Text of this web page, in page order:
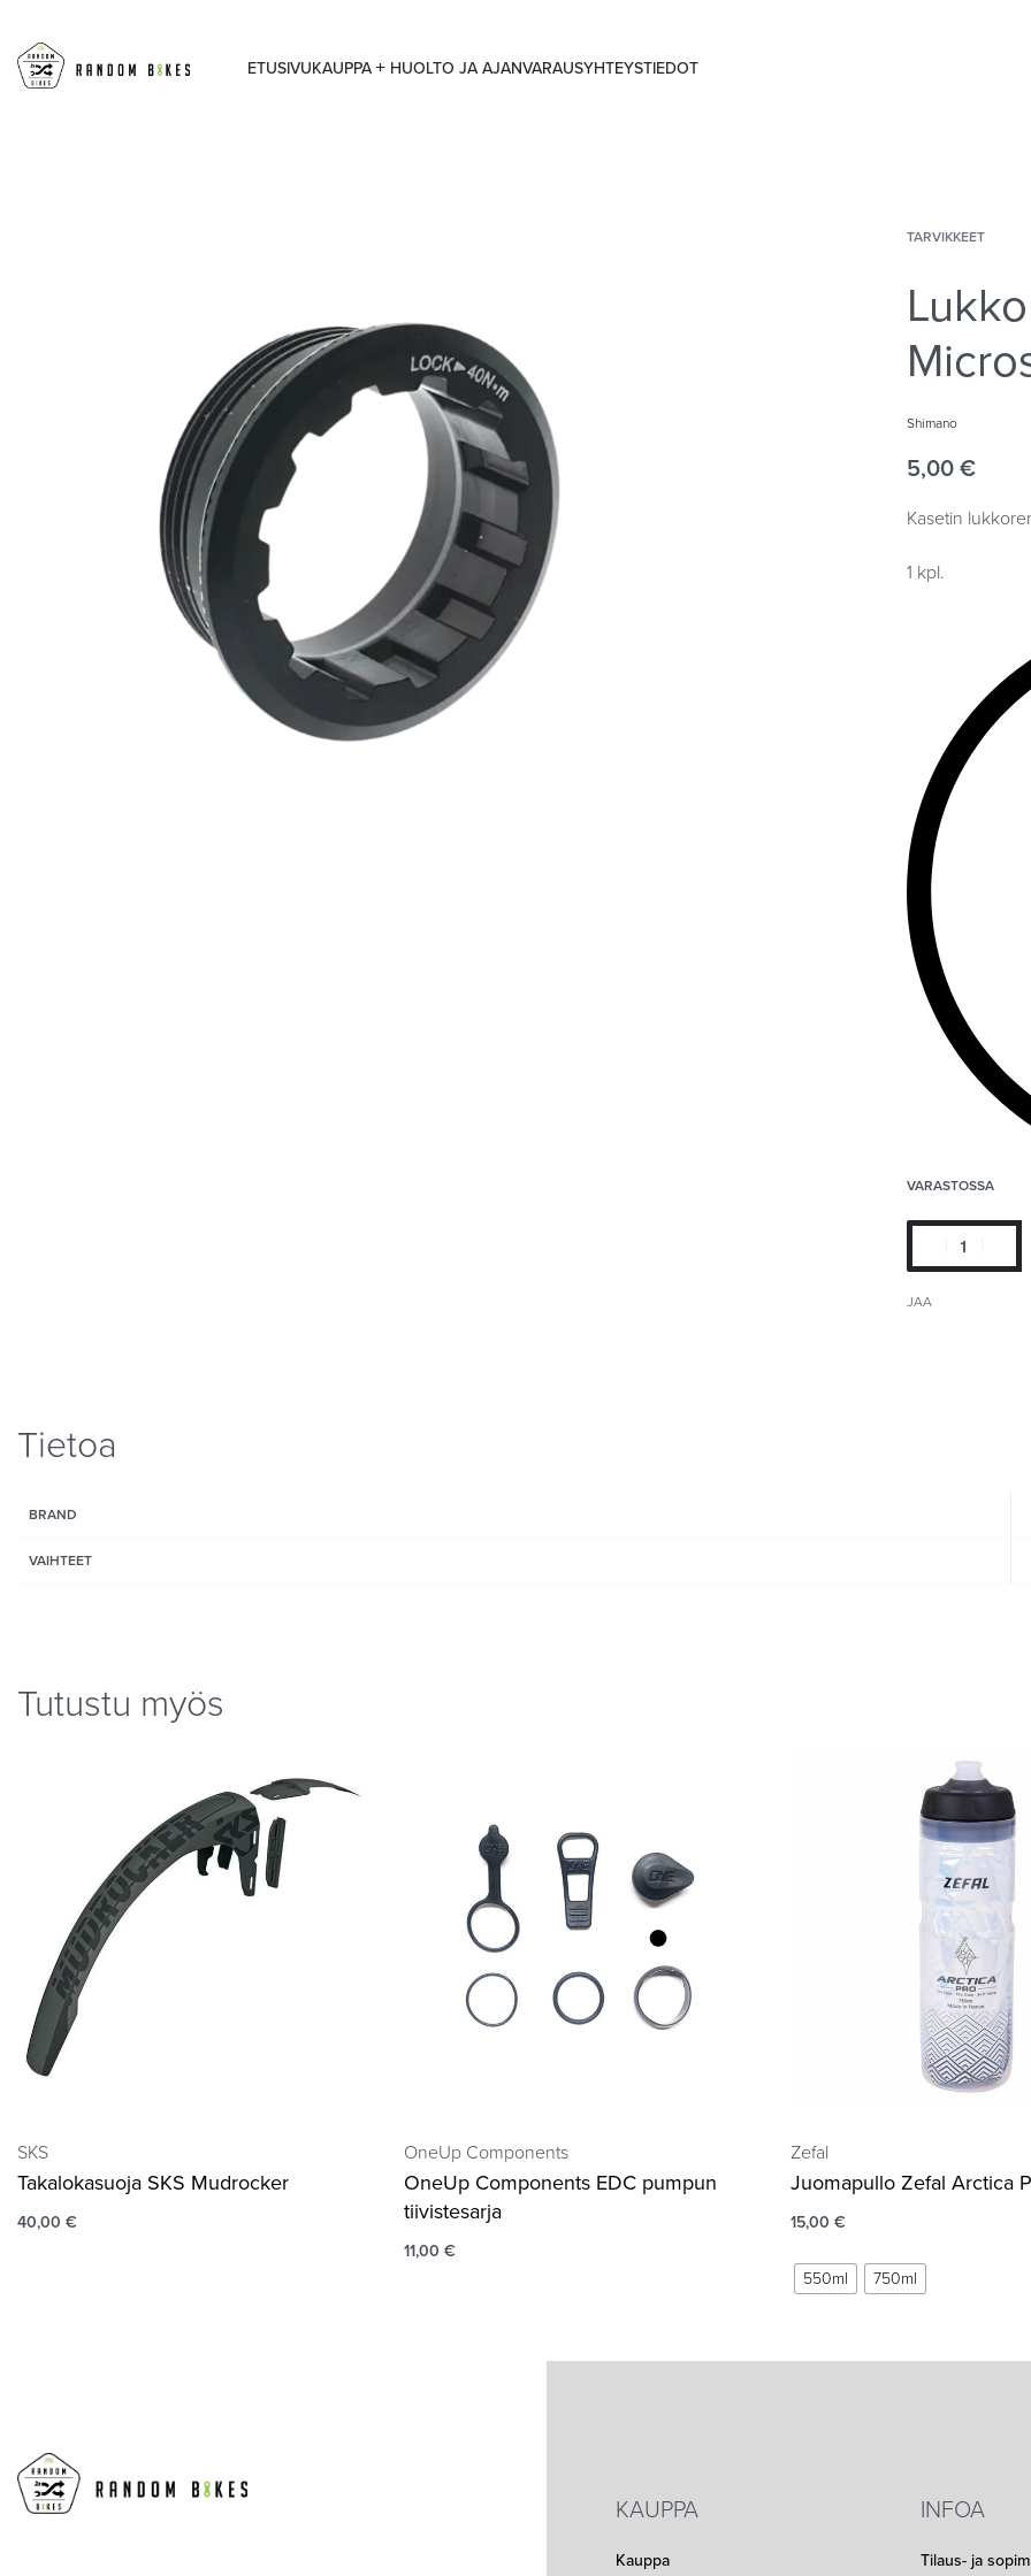
ETUSIVUKAUPPA HUOLTO JA AJANVARAUSYHTEYSTIEDOT
TARVIKKEET
Shimano
5,00 €
Kasetin
1 kpl.
VARASTOSSA
JAA
Tietoa
BRAND
VAIHTEET
Tutustu myös
SKS
Takalokasuoja SKS Mudrocker
40,00 €
OneUp Components
OneUp Components EDC pumpun
tiivistesarja
11,00 €
Zefal
Juomapullo Zefal Arctica
15,00 €
550ml 750ml
KAUPPA
Kauppa
INFOA
Tilaus- ja